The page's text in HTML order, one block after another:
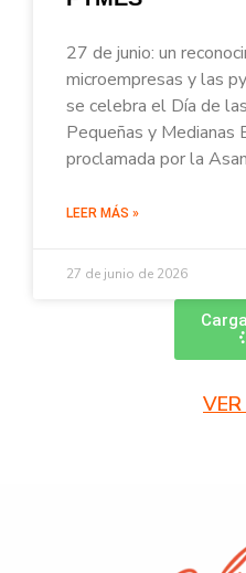
27 de junio: un
microempresas y las
se celebra el Día de
Pequeñas y Medianas
proclamada por la
LEER MÁS »
27 de junio de 2026